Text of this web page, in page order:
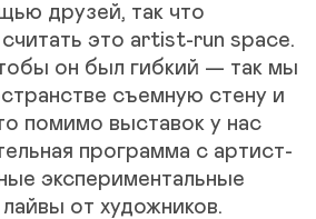
друзей, так что
это artist-run space.
он был гибкий — так мы
съемную стену и
помимо выставок у нас
программа с артист-
экспериментальные
от художников.